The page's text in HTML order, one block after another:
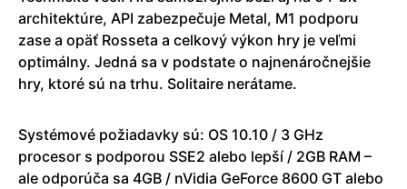
architektúre, API zabezpečuje Metal, M1 podporu
zase a opäť Rosseta a celkový výkon hry je veľmi
optimálny. Jedná sa v podstate o najnenáročnejšie
hry, ktoré sú na trhu. Solitaire nerátame.
Systémové požiadavky sú: OS 10.10 / 3 GHz
procesor s podporou SSE2 alebo lepší / 2GB RAM –
ale odporúča sa 4GB / nVidia GeForce 8600 GT alebo